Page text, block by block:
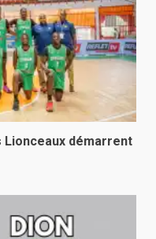
Lionceaux démarrent